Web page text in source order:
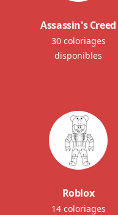
Assassin's Creed
30 coloriages
disponibles
Roblox
14 coloriages